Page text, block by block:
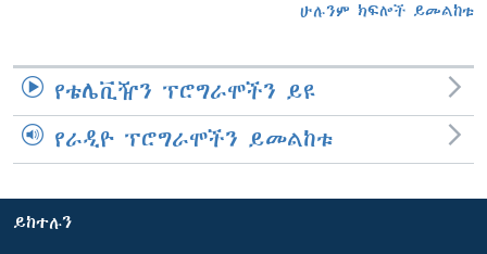
ሁሉንም ክፍሎች ይመልከቱ
የቴሌቪዥን ፕሮግራሞችን ይዩ
የራዲዮ ፕሮግራሞችን ይመልከቱ
ይከተሉን